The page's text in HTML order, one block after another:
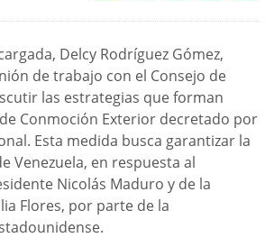
Delcy Rodríguez Gómez,
de trabajo con el Consejo de
las estrategias que forman
Conmoción Exterior decretado por
Esta medida busca garantizar la
Venezuela, en respuesta al
Nicolás Maduro y de la
Flores, por parte de la